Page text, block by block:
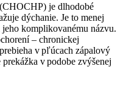
je dlhodobé
dýchanie. Je to menej
komplikovanému názvu.
– chronickej
v pľúcach zápalový
v podobe zvýšenej